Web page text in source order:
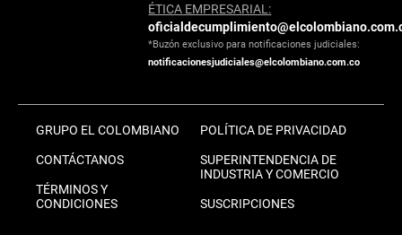
ÉTICA EMPRESARIAL:
*Buzón exclusivo para notificaciones judiciales:
notificacionesjudiciales@elcolombiano.com.co
GRUPO EL COLOMBIANO
CONTÁCTANOS
TÉRMINOS Y
CONDICIONES
POLÍTICA DE PRIVACIDAD
SUPERINTENDENCIA DE
INDUSTRIA Y COMERCIO
SUSCRIPCIONES